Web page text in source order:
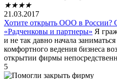
★★★★
21.03.2017
Хотите открыть ООО в России?
«Радченковы и партнеры» Я
и не так давно начала
комфортного ведения бизнеса
открытии фирмы
5